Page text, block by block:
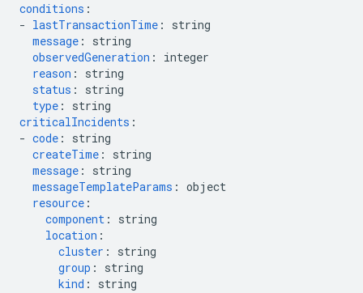
conditions :
- lastTransactionTime :
string
message :
string
observedGeneration :
integer
reason :
string
status :
string
type :
string
criticalIncidents :
- code :
string
createTime :
string
message :
string
messageTemplateParams : object
resource :
component :
string
location :
cluster :
string
group :
string
kind :
string